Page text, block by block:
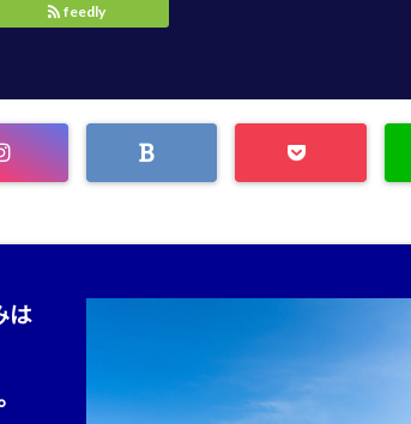
feedly
は